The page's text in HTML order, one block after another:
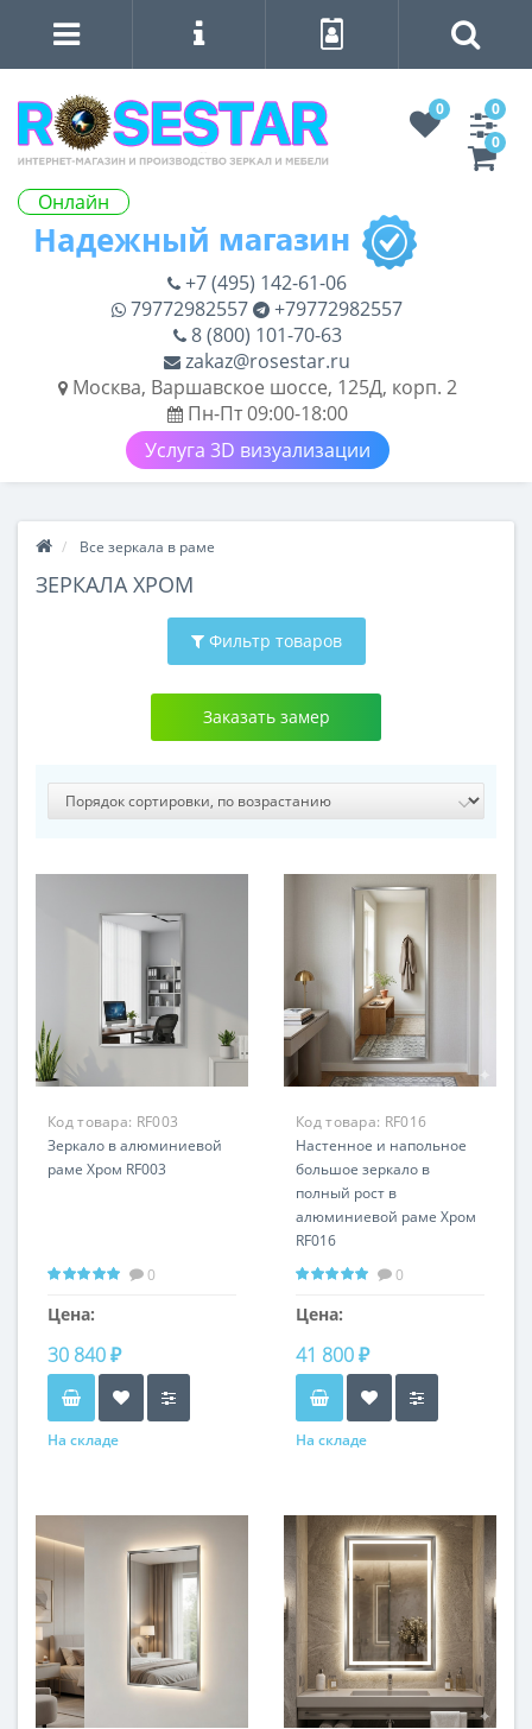
Онлайн
0
0
0
+7 (495) 142-61-06
79772982557
+79772982557
8 (800) 101-70-63
zakaz@rosestar.ru
Москва, Варшавское шоссе, 125Д, корп. 2
Пн-Пт 09:00-18:00
Услуга 3D визуализации
Все зеркала в раме
ЗЕРКАЛА ХРОМ
Фильтр товаров
Заказать замер
Код товара: RF003
Зеркало в алюминиевой
раме Хром RF003
0
Цена:
30 840 ₽
На складе
Код товара: RF016
Настенное и напольное
большое зеркало в
полный рост в
алюминиевой раме Хром
RF016
0
Цена:
41 800 ₽
На складе